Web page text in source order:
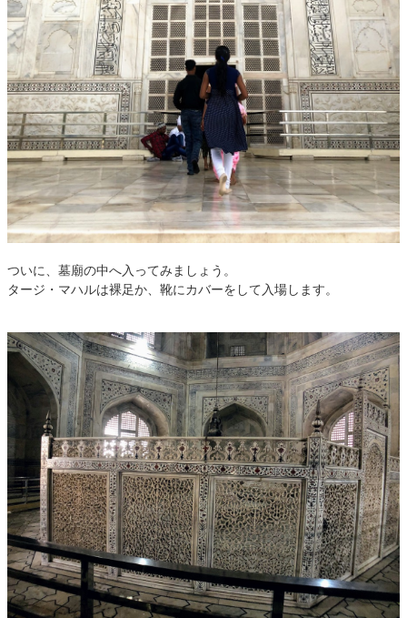
ついに、墓廟の中へ入ってみましょう。
タージ・マハルは裸足か、靴にカバーをして入場します。